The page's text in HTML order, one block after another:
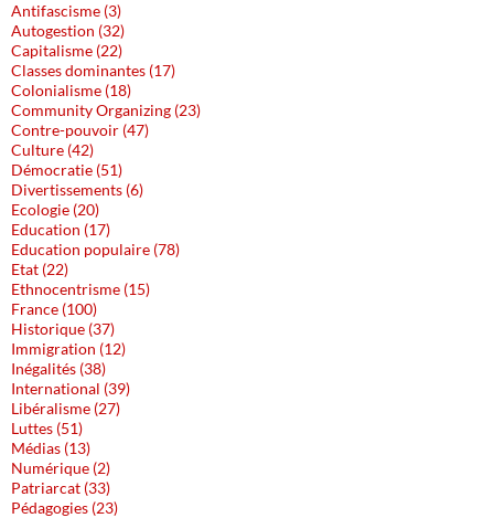
Antifascisme (3)
Autogestion (32)
Capitalisme (22)
Classes dominantes (17)
Colonialisme (18)
Community Organizing (23)
Contre-pouvoir (47)
Culture (42)
Démocratie (51)
Divertissements (6)
Ecologie (20)
Education (17)
Education populaire (78)
Etat (22)
Ethnocentrisme (15)
France (100)
Historique (37)
Immigration (12)
Inégalités (38)
International (39)
Libéralisme (27)
Luttes (51)
Médias (13)
Numérique (2)
Patriarcat (33)
Pédagogies (23)